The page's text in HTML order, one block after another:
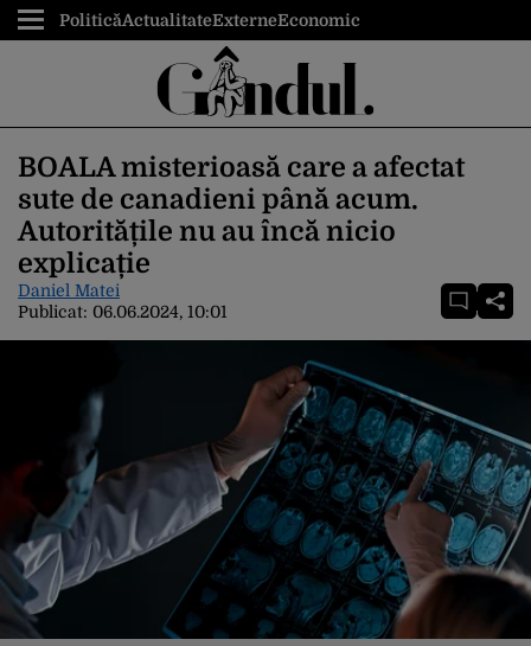
PoliticăActualitateExterneEconomic
BOALA misterioasă care a afectat
sute de canadieni până acum.
Autoritățile nu au încă nicio
explicație
Daniel Matei
Publicat: 06.06.2024, 10:01